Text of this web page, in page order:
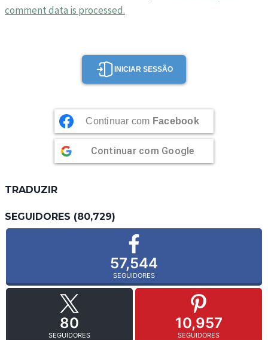
comment data is processed.
INICIAR SESSÃO
Continuar com Facebook
Continuar com Google
TRADUZIR
SEGUIDORES (80,729)
57,544
SEGUIDORES
80
SEGUIDORES
10,957
SEGUIDORES